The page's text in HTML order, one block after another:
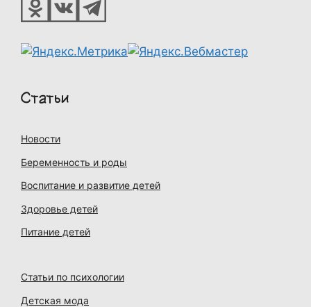
Статьи
Новости
Беременность и роды
Воспитание и развитие детей
Здоровье детей
Питание детей
Статьи по психологии
Детская мода